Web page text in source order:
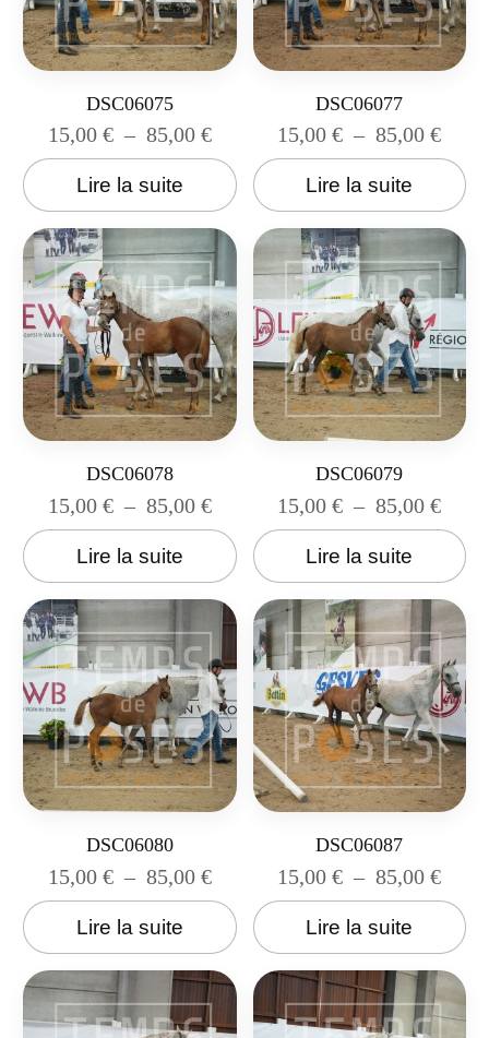
DSC06075
15,00 € – 85,00 €
Lire la suite
DSC06077
15,00€ – 85,00€
Lire la suite
DSC06078
15,00 € – 85,00 €
Lire la suite
DSC06079
15,00€ – 85,00€
Lire la suite
DSC06080
15,00 € – 85,00 €
Lire la suite
DSC06087
15,00€ – 85,00€
Lire la suite